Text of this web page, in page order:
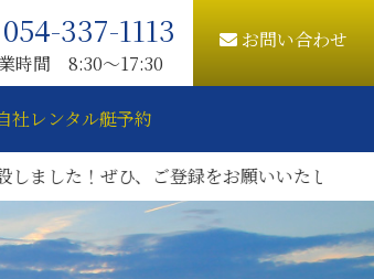
054-337-1113
時間 8:30〜17:30
お問い合わせ
社レンタル艇予約
ぜひ、ご登録をお願いいたします。